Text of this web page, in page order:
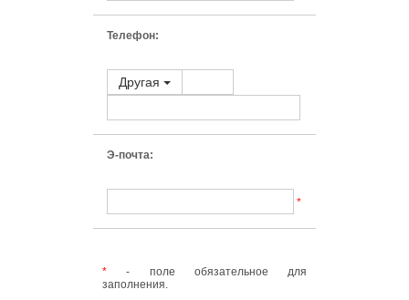
Телефон:
Другая
Э-почта:
*
* - поле обязательное для
заполнения.